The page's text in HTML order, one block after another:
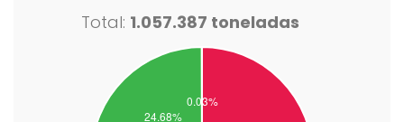
Total: 1.057.387 toneladas